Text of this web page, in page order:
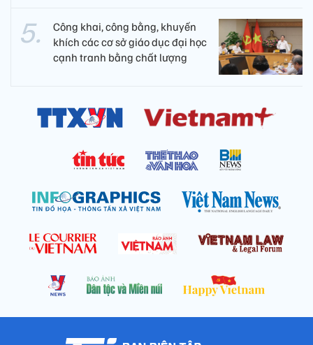
Công khai, công bằng, khuyến
khích các cơ sở giáo dục đại học
cạnh tranh bằng chất lượng​